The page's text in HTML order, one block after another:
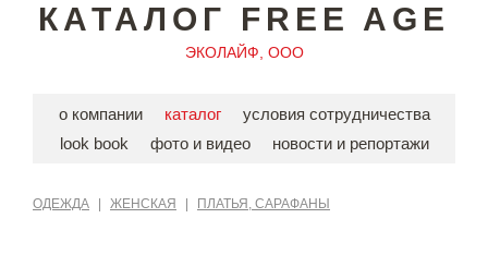
КАТАЛОГ FREE AGE
ЭКОЛАЙФ, ООО
о компании каталог
условия сотрудничества
look book
фото и видео новости и репортажи
ОДЕЖДА ЖЕНСКАЯ ПЛАТЬЯ, САРАФАНЫ